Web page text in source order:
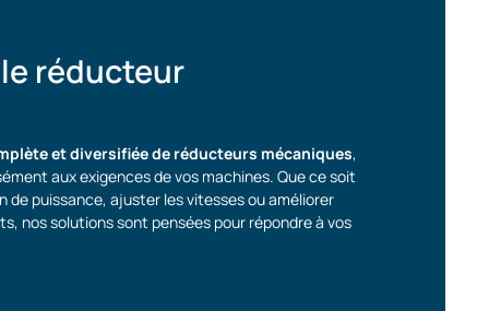
réducteur
et diversifiée de réducteurs mécaniques,
aux exigences de vos machines. Que ce soit
de puissance, ajuster les vitesses ou améliorer
nos solutions sont pensées pour répondre à vos